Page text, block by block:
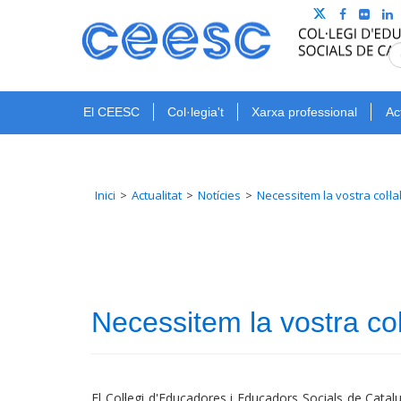
El CEESC Col·legia't Xarxa professional
Inici Actualitat Notícies Necessitem la vostra
Necessitem la vostra